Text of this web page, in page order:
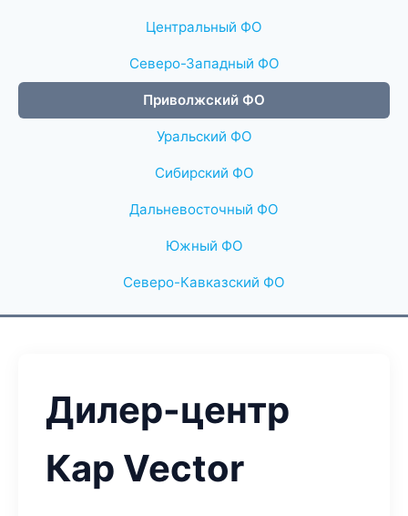
Центральный ФО
Северо-Западный ФО
Приволжский ФО
Уральский ФО
Сибирский ФО
Дальневосточный ФО
Южный ФО
Северо-Кавказский ФО
Дилер-центр
Кар Vector